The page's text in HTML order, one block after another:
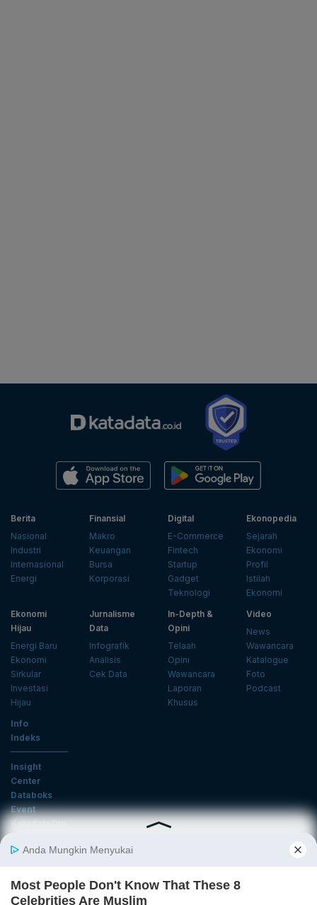
Berita
Nasional
Industri
Internasional
Energi
Finansial
Makro
Keuangan
Bursa
Korporasi
Digital
E-Commerce
Fintech
Startup
Gadget
Teknologi
Ekonopedia
Sejarah
Ekonomi
Profil
Istilah
Ekonomi
Ekonomi
Hijau
Energi Baru
Ekonomi
Sirkular
Investasi
Hijau
Jurnalisme
Data
Infografik
Analisis
Cek Data
In-Depth &
Opini
Telaah
Opini
Wawancara
Laporan
Khusus
Video
News
Wawancara
Katalogue
Foto
Podcast
Info
Indeks
Insight
Center
Databoks
Event
KatadataOto
Email